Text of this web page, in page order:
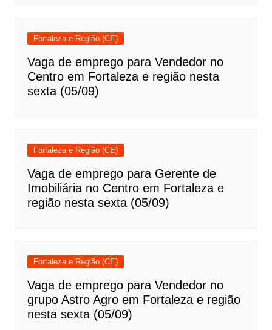
Fortaleza e Região (CE)
Vaga de emprego para Vendedor no
Centro em Fortaleza e região nesta
sexta (05/09)
Fortaleza e Região (CE)
Vaga de emprego para Gerente de
Imobiliária no Centro em Fortaleza e
região nesta sexta (05/09)
Fortaleza e Região (CE)
Vaga de emprego para Vendedor no
grupo Astro Agro em Fortaleza e região
nesta sexta (05/09)